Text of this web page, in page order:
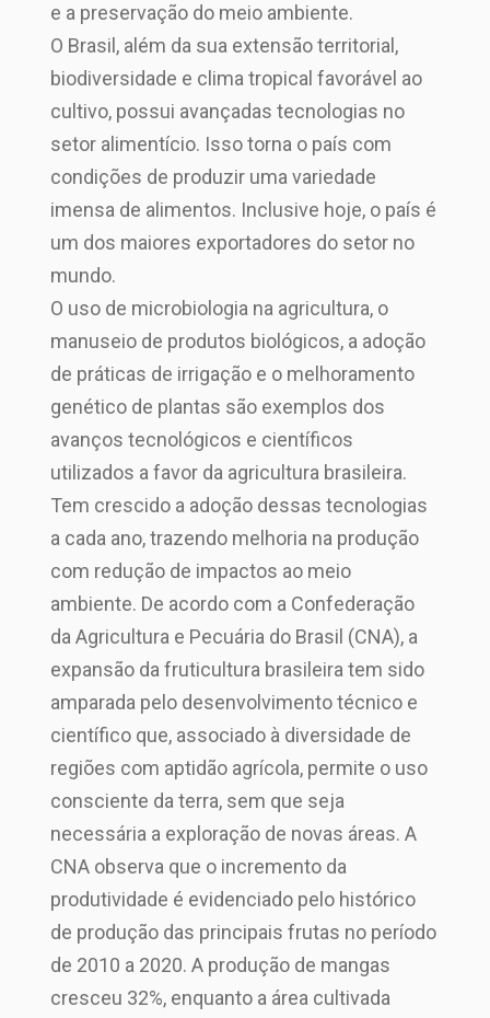
e a preservação do meio ambiente.
O Brasil, além da sua extensão territorial,
biodiversidade e clima tropical favorável ao
cultivo, possui avançadas tecnologias no
setor alimentício. Isso torna o país com
condições de produzir uma variedade
imensa de alimentos. Inclusive hoje, o país é
um dos maiores exportadores do setor no
mundo.
O uso de microbiologia na agricultura, o
manuseio de produtos biológicos, a adoção
de práticas de irrigação e o melhoramento
genético de plantas são exemplos dos
avanços tecnológicos e científicos
utilizados a favor da agricultura brasileira.
Tem crescido a adoção dessas tecnologias
a cada ano, trazendo melhoria na produção
com redução de impactos ao meio
ambiente. De acordo com a Confederação
da Agricultura e Pecuária do Brasil (CNA), a
expansão da fruticultura brasileira tem sido
amparada pelo desenvolvimento técnico e
científico que, associado à diversidade de
regiões com aptidão agrícola, permite o uso
consciente da terra, sem que seja
necessária a exploração de novas áreas. A
CNA observa que o incremento da
produtividade é evidenciado pelo histórico
de produção das principais frutas no período
de 2010 a 2020. A produção de mangas
cresceu 32%, enquanto a área cultivada